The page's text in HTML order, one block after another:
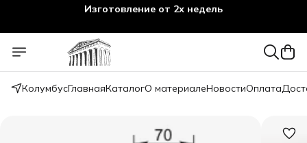
КолумбусГлавнаяКаталогО материалеНовостиОплата